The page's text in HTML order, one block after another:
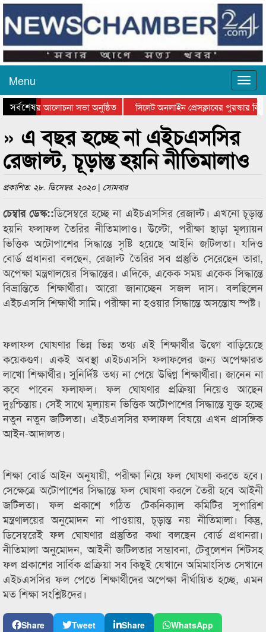
Menu
সর্বশেষ
দিবসের আলোচনা সভা অনুষ্ঠিত
সিলেট অনলাইন প্রেসক্লাবের পুরস্কার
কানাইঘাটের কিশোর আহাদের খুনি
» এ বছর হচ্ছে না এইচএসসির
রেজাল্ট, চূড়ান্ত হয়নি নীতিমালাও
প্রকাশিত: ২৮. ডিসেম্বর. ২০২০ | সোমবার
চেম্বার ডেস্ক::ডিসেম্বরে হচ্ছে না এইচএসসির রেজাল্ট। এখনো চূড়ান্ত
হয়নি ফলাফল তৈরির নীতিমালাও। উল্টো, পরীক্ষা ছাড়া মূল্যায়ন
ভিত্তিক অটোপাশের সিদ্ধান্তে সৃষ্টি হয়েছে আইনি জটিলতা। যদিও
বোর্ড প্রধানরা বলছেন, রেজাল্ট তৈরির সব প্রস্তুতি সেরেছেন তারা,
অপেক্ষা মন্ত্রণালয়ের সিদ্ধান্তের। এদিকে, একেক সময় একেক সিদ্ধান্তে
বিভ্রান্তিতে শিক্ষার্থীরা। আরো জানাচ্ছেন সজল দাস। বলছিলেন
এইচএসসি শিক্ষার্থী সামি। পরীক্ষা না হওয়ার সিদ্ধান্তে অসন্তোষ স্পষ্ট।
ফলাফল ঘোষণার ভিন্ন ভিন্ন তথ্য এই শিক্ষার্থীর উদ্বেগ বাড়িয়েছে
কয়েকগুণ। একই অবস্থা এইচএসসি ফলাফলের জন্য অপেক্ষারত
লাখো শিক্ষার্থীর। সুনির্দিষ্ট তথ্য না পেয়ে উদ্বিগ্ন শিক্ষার্থীরা। জানেন না
কবে পাবেন ফলাফল। ফল ঘোষণার প্রক্রিয়া নিয়েও আছেন
দুঃশ্চিন্তায়। সেই সাথে মূল্যায়ন ভিত্তিক অটোপাশের সিদ্ধান্তে যুক্ত হচ্ছে
নতুন নতুন জটিলতা। এইচএসসির ফলাফল বিষয়ে এখন প্রাসঙ্গিক
আইন-আদালত।
শিক্ষা বোর্ড আইন অনুযায়ী, পরীক্ষা নিয়ে ফল ঘোষণা করতে হবে।
সেক্ষেত্রে অটোপাশের সিদ্ধান্তে ফল ঘোষণা করলে তৈরী হবে আইনী
জটিলতা। ফল প্রকাশে গঠিত টেকনিক্যাল কমিটির সুপারিশ
মন্ত্রণালয়ের অনুমোদন না পাওয়ায়, চূড়ান্ত নয় নীতিমালা। কিন্তু,
ডিসেম্বরেই ফল ঘোষণার প্রস্তুতির কথা বলছেন বোর্ড প্রধানরা।
নীতিমালা অনুমোদন, আইনী জটিলতার সম্ভাবনা, টেবুলেশন শিটসহ
ফল প্রকাশের সার্বিক প্রক্রিয়া সব কিছুই যেখানে অমিমাংসিত সেখানে
এইচএসসির ফল পেতে শিক্ষার্থীদের অপেক্ষা দীর্ঘায়িত হচ্ছে, এমন
মত শিক্ষা সংশ্লিষ্টদের।
Share Tweet Share
WhatsApp